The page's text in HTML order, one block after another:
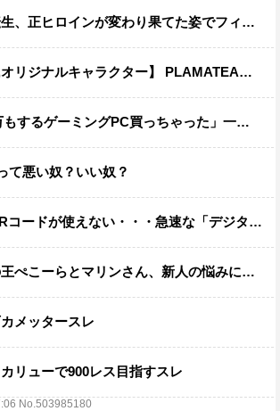
ロインが変わり果てた姿でフィギュア化wwwwwwwwwwww
ャラクター】 PLAMATEA「MXちゃん」プラモデル【明日予約開始】
グPC買っちゃった」一週間後「お届け物でーす」（ヽ´ん`）「そう…」
て悪い奴？いい奴？
い・・・急速な「デジタル化」に取り残される60代母、結婚をためらう娘の苦悩
とマリンさん、新人の悩みに火の玉ストレートwwwwwwwwwww
メッタースレ
カリューで900レス目指すスレ
No.503985180